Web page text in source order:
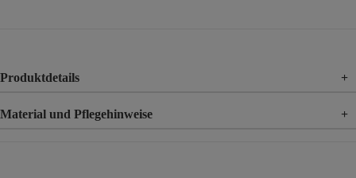
Produktdetails +
Material und Pflegehinweise +